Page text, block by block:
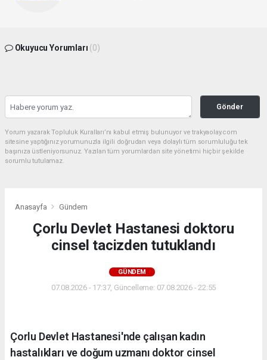
Okuyucu Yorumları (0)
Gönder
Yorum yazarak Topluluk Kuralları’nı kabul etmiş bulunuyor ve trakyaolay.com
sitesine yaptığınız yorumunuzla ilgili doğrudan veya dolaylı tüm sorumluluğu tek
başınıza üstleniyorsunuz. Yazılan tüm yorumlardan site yönetimi hiçbir şekilde
sorumlu tutulamaz.
Anasayfa Gündem
Çorlu Devlet Hastanesi doktoru
cinsel tacizden tutuklandı
GÜNDEM
07.08.2026 - 17:37, Güncelleme: 07.08.2026 - 22:55
Çorlu Devlet Hastanesi'nde çalışan kadın
hastalıkları ve doğum uzmanı doktor cinsel